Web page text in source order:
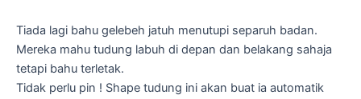
Tiada lagi bahu gelebeh jatuh menutupi separuh badan.
Mereka mahu tudung labuh di depan dan belakang sahaja
tetapi bahu terletak.
Tidak perlu pin ! Shape tudung ini akan buat ia automatik